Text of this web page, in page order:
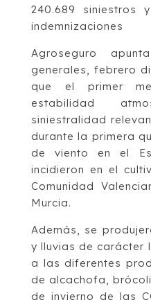
240.689 siniestros
indemnizaciones
Agroseguro
generales, febrero
que el primer
estabilidad
siniestralidad
durante la primera
de viento en el
incidieron en el
Comunidad
Murcia.
Además, se
y lluvias de carácter
a las diferentes
de alcachofa,
de invierno de las